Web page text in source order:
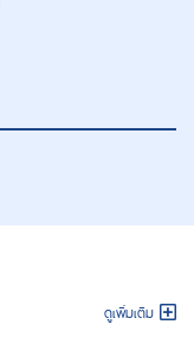
ดูเพิ่มเติม